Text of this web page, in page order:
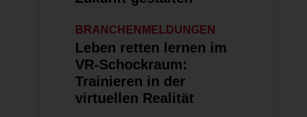
BRANCHENMELDUNGEN
Leben retten lernen im
VR-Schockraum:
Trainieren in der
virtuellen Realität